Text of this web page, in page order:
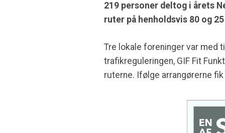
219 personer deltog i årets
ruter på henholdsvis 80 og
Tre lokale foreninger var med
trafikreguleringen, GIF Fit
ruterne. Ifølge arrangørerne